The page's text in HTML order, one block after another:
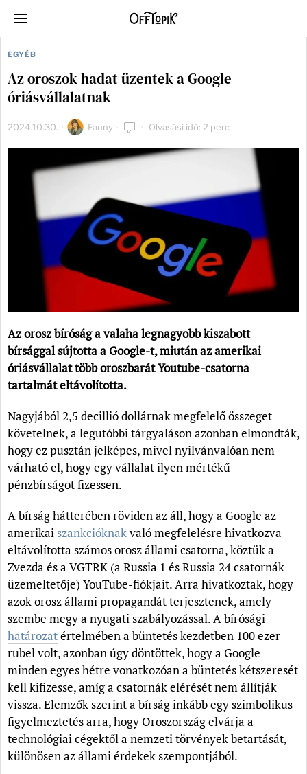
EGYÉB
Az oroszok hadat üzentek a Google
óriásvállalatnak
2024.10.30. Fanny Olvasási idő: 2 perc
Az orosz bíróság a valaha legnagyobb kiszabott
bírsággal sújtotta a Google-t, miután az amerikai
óriásvállalat több oroszbarát Youtube-csatorna
tartalmát eltávolította.
Nagyjából 2,5 decillió dollárnak megfelelő összeget
követelnek, a legutóbbi tárgyaláson azonban elmondták,
hogy ez pusztán jelképes, mivel nyilvánvalóan nem
várható el, hogy egy vállalat ilyen mértékű
pénzbírságot fizessen.
A bírság hátterében röviden az áll, hogy a Google az
amerikai szankcióknakvaló megfelelésre hivatkozva
eltávolította számos orosz állami csatorna, köztük a
Zvezda és a VGTRK (a Russia 1 és Russia 24 csatornák
üzemeltetője) YouTube-fiókjait. Arra hivatkoztak, hogy
azok orosz állami propagandát terjesztenek, amely
szembe megy a nyugati szabályozással. A bírósági
határozatértelmében a büntetés kezdetben 100 ezer
rubel volt, azonban úgy döntöttek, hogy a Google
minden egyes hétre vonatkozóan a büntetés kétszeresét
kell kifizesse, amíg a csatornák elérését nem állítják
vissza. Elemzők szerint a bírság inkább egy szimbolikus
figyelmeztetés arra, hogy Oroszország elvárja a
technológiai cégektől a nemzeti törvények betartását,
különösen az állami érdekek szempontjából.